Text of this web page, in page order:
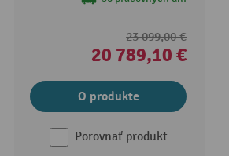
23 099,00 €
20 789,10 €
O produkte
Porovnať produkt